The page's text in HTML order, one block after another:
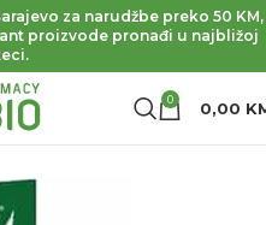
za narudžbe preko 50 KM,
proizvode pronađi u najbližoj
0 0,00